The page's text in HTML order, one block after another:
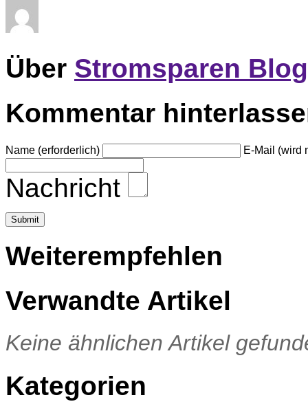
Über Stromsparen Blog
Kommentar
Name (erforderlich) E-Mail (wird
Nachricht
Weiterempfehlen
Verwandte Artikel
Keine ähnlichen Artikel
Kategorien